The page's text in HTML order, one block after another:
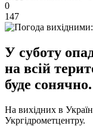
0
147
У суботу
на всій
буде сонячно.
На вихідних в
Укргідрометцентру.